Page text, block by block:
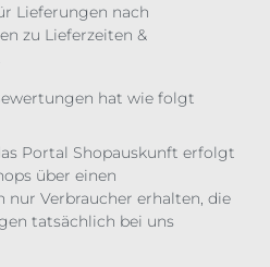
Lieferungen nach
zu Lieferzeiten &
hat wie folgt
Portal Shopauskunft erfolgt
über einen
nur Verbraucher erhalten, die
tatsächlich bei uns